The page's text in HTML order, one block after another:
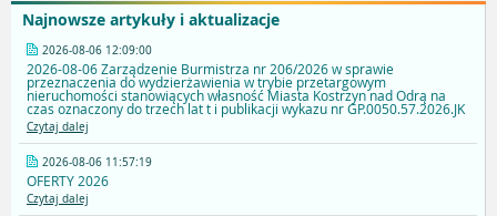
Najnowsze artykuły i aktualizacje
2026-08-06 12:09:00
2026-08-06 Zarządzenie Burmistrza nr 206/2026 w sprawie
przeznaczenia do wydzierżawienia w trybie przetargowym
nieruchomości stanowiących własność Miasta Kostrzyn nad Odrą na
czas oznaczony do trzech lat t i publikacji wykazu nr GP.0050.57.2026.JK
Czytaj dalej
2026-08-06 11:57:19
OFERTY 2026
Czytaj dalej